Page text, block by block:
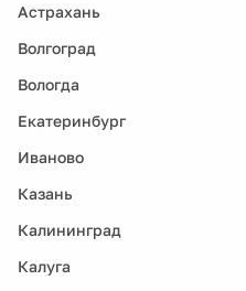
Астрахань
Волгоград
Вологда
Екатеринбург
Иваново
Казань
Калининград
Калуга